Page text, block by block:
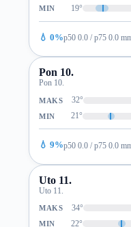
MIN 19°
💧 0%p50 0.0 / p75 0.0
Pon 10.
Pon 10.
MAKS 32°
MIN 21°
💧 9%p50 0.0 / p75 0.0
Uto 11.
Uto 11.
MAKS 34°
MIN 22°